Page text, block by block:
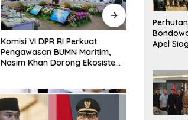
Komisi VI DPR RI Perkuat
Pengawasan BUMN Maritim,
Nasim Khan Dorong Ekosistem
Mobil
Kendaraan
dan
Apel
Personel